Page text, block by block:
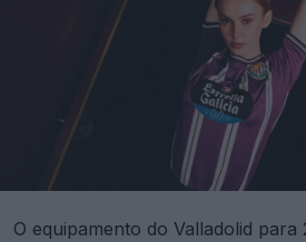
O equipamento do Valladolid para